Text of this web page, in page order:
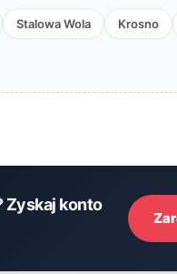
Stalowa Wola Krosno
Zyskaj konto